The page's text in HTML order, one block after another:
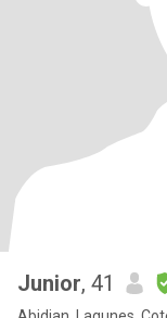
Junior, 41